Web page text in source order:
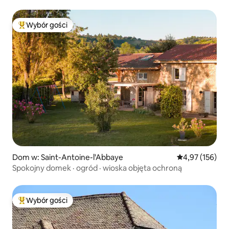
Najpopularniejsze z kategorii Wybór gości
Wybór gości
Dom w: Saint-Antoine-l'Abbaye Średnia
4,97 (156)
Spokojny domek · ogród · wioska objęta ochroną
Najpopularniejsze z kategorii Wybór gości
Wybór gości